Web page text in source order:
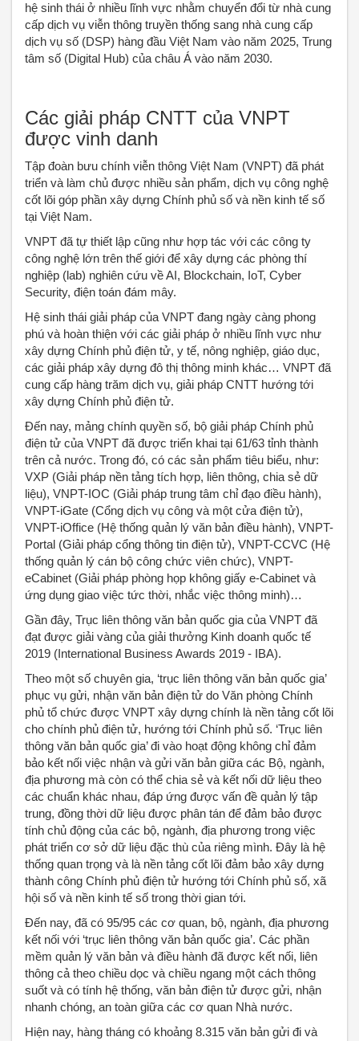
hệ sinh thái ở nhiều lĩnh vực nhằm chuyển đổi từ nhà cung
cấp dịch vụ viễn thông truyền thống sang nhà cung cấp
dịch vụ số (DSP) hàng đầu Việt Nam vào năm 2025, Trung
tâm số (Digital Hub) của châu Á vào năm 2030.
Các giải pháp CNTT của VNPT
được vinh danh
Tập đoàn bưu chính viễn thông Việt Nam (VNPT) đã phát
triển và làm chủ được nhiều sản phẩm, dịch vụ công nghệ
cốt lõi góp phần xây dựng Chính phủ số và nền kinh tế số
tại Việt Nam.
VNPT đã tự thiết lập cũng như hợp tác với các công ty
công nghệ lớn trên thế giới để xây dựng các phòng thí
nghiệp (lab) nghiên cứu về AI, Blockchain, IoT, Cyber
Security, điện toán đám mây.
Hệ sinh thái giải pháp của VNPT đang ngày càng phong
phú và hoàn thiện với các giải pháp ở nhiều lĩnh vực như
xây dựng Chính phủ điện tử, y tế, nông nghiệp, giáo dục,
các giải pháp xây dựng đô thị thông minh khác… VNPT đã
cung cấp hàng trăm dịch vụ, giải pháp CNTT hướng tới
xây dựng Chính phủ điện tử.
Đến nay, mảng chính quyền số, bộ giải pháp Chính phủ
điện tử của VNPT đã được triển khai tại 61/63 tỉnh thành
trên cả nước. Trong đó, có các sản phẩm tiêu biểu, như:
VXP (Giải pháp nền tảng tích hợp, liên thông, chia sẻ dữ
liệu), VNPT-IOC (Giải pháp trung tâm chỉ đạo điều hành),
VNPT-iGate (Cổng dịch vụ công và một cửa điện tử),
VNPT-iOffice (Hệ thống quản lý văn bản điều hành), VNPT-
Portal (Giải pháp cổng thông tin điện tử), VNPT-CCVC (Hệ
thống quản lý cán bộ công chức viên chức), VNPT-
eCabinet (Giải pháp phòng họp không giấy e-Cabinet và
ứng dụng giao việc tức thời, nhắc việc thông minh)…
Gần đây, Trục liên thông văn bản quốc gia của VNPT đã
đạt được giải vàng của giải thưởng Kinh doanh quốc tế
2019 (International Business Awards 2019 - IBA).
Theo một số chuyên gia, ‘trục liên thông văn bản quốc gia’
phục vụ gửi, nhận văn bản điện tử do Văn phòng Chính
phủ tổ chức được VNPT xây dựng chính là nền tảng cốt lõi
cho chính phủ điện tử, hướng tới Chính phủ số. ‘Trục liên
thông văn bản quốc gia’ đi vào hoạt động không chỉ đảm
bảo kết nối việc nhận và gửi văn bản giữa các Bộ, ngành,
địa phương mà còn có thể chia sẻ và kết nối dữ liệu theo
các chuẩn khác nhau, đáp ứng được vấn đề quản lý tập
trung, đồng thời dữ liệu được phân tán để đảm bảo được
tính chủ động của các bộ, ngành, địa phương trong việc
phát triển cơ sở dữ liệu đặc thù của riêng mình. Đây là hệ
thống quan trọng và là nền tảng cốt lõi đảm bảo xây dựng
thành công Chính phủ điện tử hướng tới Chính phủ số, xã
hội số và nền kinh tế số trong thời gian tới.
Đến nay, đã có 95/95 các cơ quan, bộ, ngành, địa phương
kết nối với ‘trục liên thông văn bản quốc gia’. Các phần
mềm quản lý văn bản và điều hành đã được kết nối, liên
thông cả theo chiều dọc và chiều ngang một cách thông
suốt và có tính hệ thống, văn bản điện tử được gửi, nhận
nhanh chóng, an toàn giữa các cơ quan Nhà nước.
Hiện nay, hàng tháng có khoảng 8.315 văn bản gửi đi và